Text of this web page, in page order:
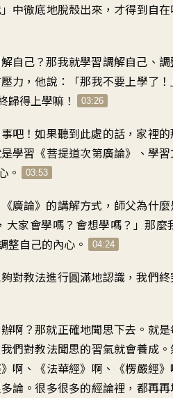
中徹底地脫殼出來，才得到自
自己？那我就學習調解自己、
力，他說：「那我不要上學了
歸得上學嘛！
03:26
吧！如果聽到此處的話，家裡
學習《菩提道次第廣論》、學
。
03:53
廣論》的講解方式，師父為什
家會學嗎？會想學嗎？」那
整自己的內心。
04:24
對教法進行圓滿地認識，我們
啊？那就正確地聞思下去。就
們對教法聞思的習氣就會養成
啊、《法華經》啊、《楞嚴經
論。很多很多的經論裡，都再